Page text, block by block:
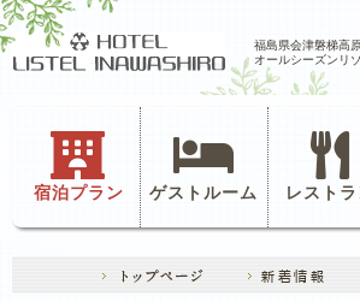
福島県会津磐梯高
オールシーズンリ
宿泊プラン ゲストルーム レスト